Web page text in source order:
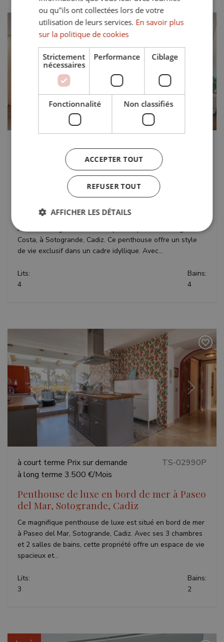
Précédent Suivant
Prix sur demande
3.500 €/Mois
Penthouse de luxe avec piscine, jardin et
garage commun à El Polo de Sotogrande,
Sotogrande Costa, Sotogrande, Cadiz
Découvrez ce magnifique penthouse de luxe situé à El
Polo de Sotogrande, dans le quartier prisé de Sotogrande
Costa, à Sotogrande, Cadiz. Ce penthouse offre un style
de vie exclusif dans un cadre idyllique. Avec...
Lits:
4
Bains:
4
Précédent Suivant
à court terme Prix sur demande
à long terme 3.500 €/Mois
TS-02990P
Penthouse de luxe en bord de mer à Paseo
del Mar, Sotogrande, Cadiz
Ce magnifique penthouse de luxe est situé en bord de mer
à Paseo del Mar, Sotogrande, Cadiz. Avec ses 3 chambres
et 2 salles de bains, cette propriété offre un espace de vie
spacieux et...
Lits:
3
Bains:
2
ou qu"ils ont collectées lors de votre
utilisation de leurs services. En savoir plus
sur la politique de cookies
Strictement
nécessaires
Performance Ciblage
Fonctionnalité Non classifiés
ACCEPTER TOUT
REFUSER TOUT
AFFICHER LES DÉTAILS
Strictement nécessaires
Performance
Fournisseur /
Domaine
_GRECAPTCHA
Google LLC
www.google.com
6 mois
VISITOR_PRIVACY_METADATA
YouTube
.youtube.com
www.teseoestate.com
Fournisseur /
Expiration
Politique de confidentialité de
Google